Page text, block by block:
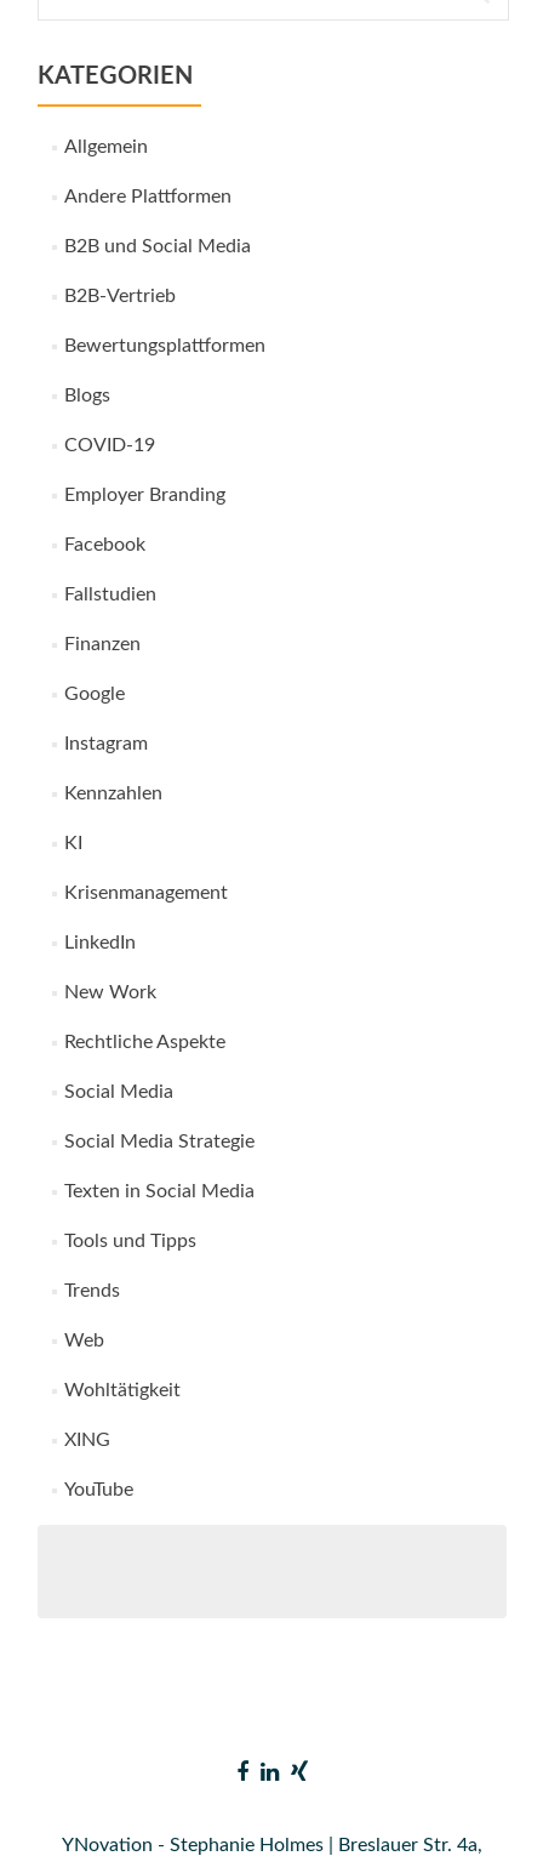
KATEGORIEN
Allgemein
Andere Plattformen
B2B und Social Media
B2B-Vertrieb
Bewertungsplattformen
Blogs
COVID-19
Employer Branding
Facebook
Fallstudien
Finanzen
Google
Instagram
Kennzahlen
KI
Krisenmanagement
LinkedIn
New Work
Rechtliche Aspekte
Social Media
Social Media Strategie
Texten in Social Media
Tools und Tipps
Trends
Web
Wohltätigkeit
XING
YouTube
YNovation - Stephanie Holmes | Breslauer Str. 4a,